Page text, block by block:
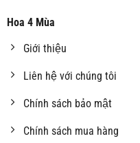
Hoa 4 Mùa
Giới thiệu
Liên hệ với chúng tôi
Chính sách bảo mật
Chính sách mua hàng